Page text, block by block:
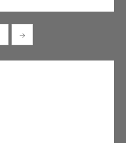
→